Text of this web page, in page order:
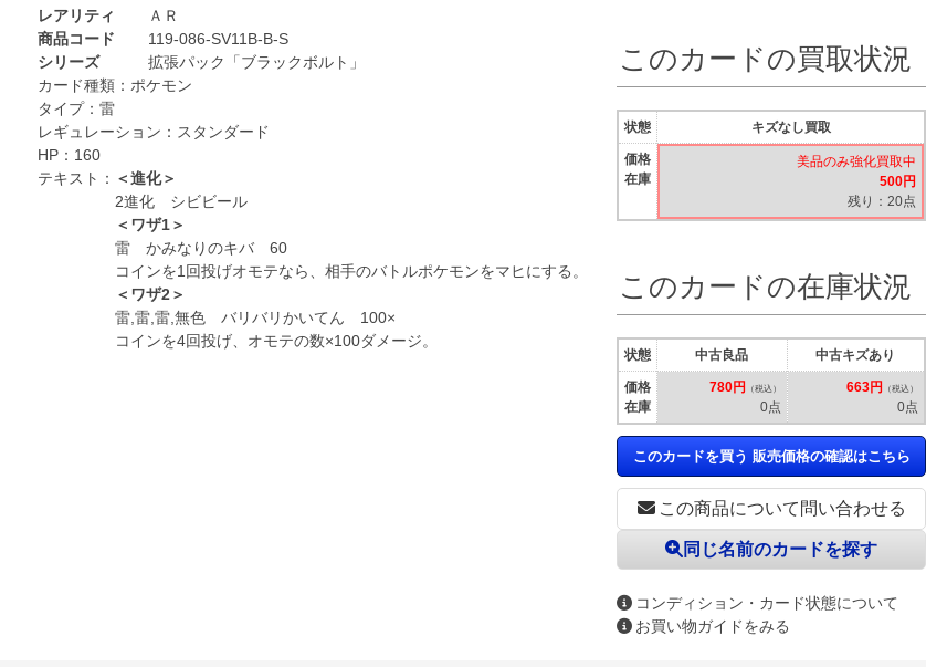
レアリティ
ＡＲ
商品コード
119-086-SV11B-B-S
シリーズ
拡張パック「ブラックボルト」
カード種類： ポケモン
タイプ： 雷
レギュレーション： スタンダード
HP： 160
テキスト： ＜進化＞
2進化 シビビール
＜ワザ1＞
雷 かみなりのキバ 60
コインを1回投げオモテなら、相手のバトルポケモンをマヒにする。
＜ワザ2＞
雷,雷,雷,無色 バリバリかいてん 100×
コインを4回投げ、オモテの数×100ダメージ。
この商品について問い合わせる
同じ名前のカードを探す
コンディション・カード状態について
お買い物ガイドをみる
このカードの買取状況
状態
価格
在庫
キズなし買取
美品のみ強化買取中
500円
残り：20点
このカードの在庫状況
状態
価格
在庫
中古良品
780円 （税込）
0点
中古キズあり
663円 （税込）
0点
このカードを買う 販売価格の確認はこちら